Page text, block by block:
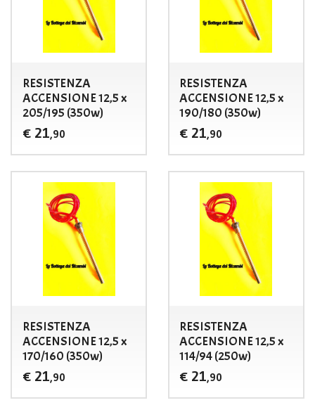
RESISTENZA
ACCENSIONE 12,5 x
205/195 (350w)
€ 21,90
RESISTENZA
ACCENSIONE 12,5 x
190/180 (350w)
€ 21,90
RESISTENZA
ACCENSIONE 12,5 x
170/160 (350w)
€ 21,90
RESISTENZA
ACCENSIONE 12,5 x
114/94 (250w)
€ 21,90